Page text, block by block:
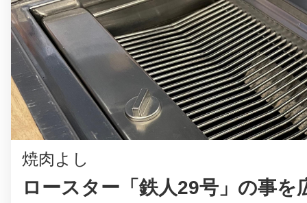
焼肉よし
ロースター「鉄人29号」の事を
まちのコイン
お知らせ
ヘルプ
お問い合わせ